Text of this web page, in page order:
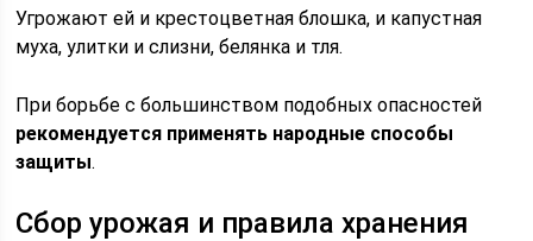
Угрожают ей и крестоцветная блошка, и капустная
муха, улитки и слизни, белянка и тля.
При борьбе с большинством подобных опасностей
рекомендуется применять народные способы
защиты.
Сбор урожая и правила хранения